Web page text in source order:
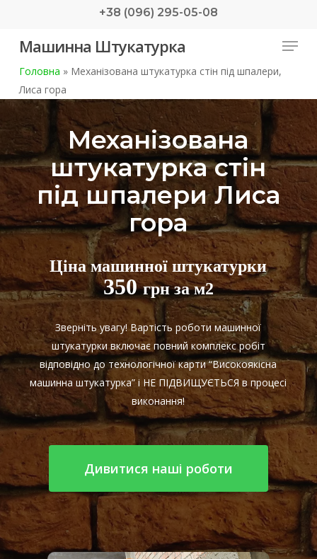
main
+38 (096) 295-05-08
Машинна Штукатурка Menu
Головна »Механізована штукатурка стін під шпалери,
Лиса гора
Механізована
штукатурка стін
під шпалери Лиса
гора
Ціна машинної штукатурки
350грн за м2
Зверніть увагу! Вартість роботи машинної
штукатурки включає повний комплекс робіт
відповідно до технологічної карти “Високоякісна
машинна штукатурка” і НЕ ПІДВИЩУЄТЬСЯ в процесі
виконання!
Дивитися наші роботи
Play Video